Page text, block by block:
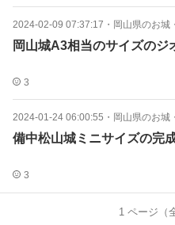
2024-02-09 07:37:17 ・ 岡山県のお城
岡山城A3相当のサイズのジ
3
2024-01-24 06:00:55 ・ 岡山県のお城
備中松山城ミニサイズの完
3
1 ページ（